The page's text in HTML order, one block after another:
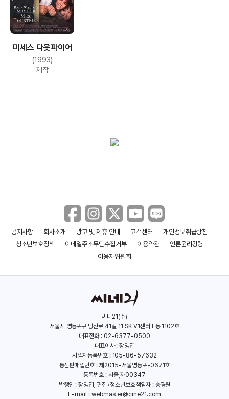
미세스 다웃파이어
(1993)
제작
공지사항 회사소개 광고 및 제휴 안내 고객센터
개인정보취급방침
청소년보호정책
이메일주소무단수집거부 이용약관
언론윤리강령
이용자위원회
씨네21(주)
서울시 영등포구 당산로 41길 11 SK V1센터 E동 1102호
대표전화 : 02-6377-0500
대표이사 : 장영엽
사업자등록번호 : 105-86-57632
통신판매업번호 : 제2015-서울영등포-0671호
등록번호 : 서울,자00347
발행인 : 장영엽, 편집•청소년보호책임자 : 송경원
E-mail : webmaster@cine21.com